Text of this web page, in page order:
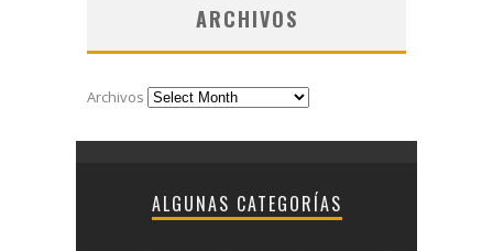
ARCHIVOS
Archivos
ALGUNAS CATEGORÍAS